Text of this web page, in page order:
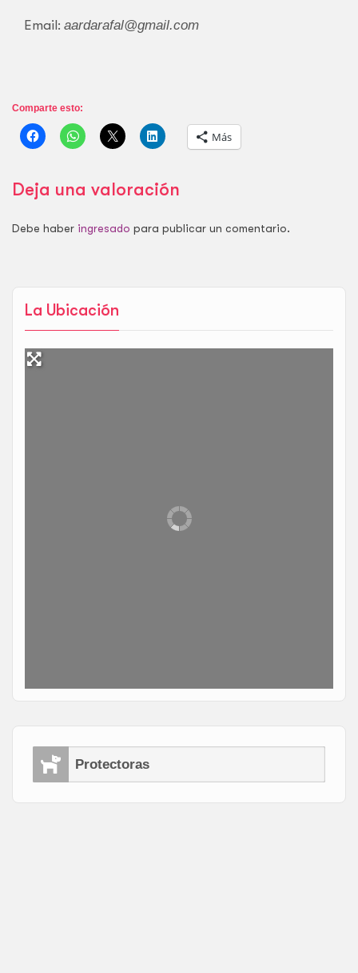
La Ubicación
Protectoras
Email:aardarafal@gmail.com
Comparte esto:
Más
Deja una valoración
Debe haber ingresado para publicar un comentario.